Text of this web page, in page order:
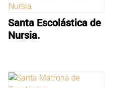
Santa Escolástica de
Nursia.